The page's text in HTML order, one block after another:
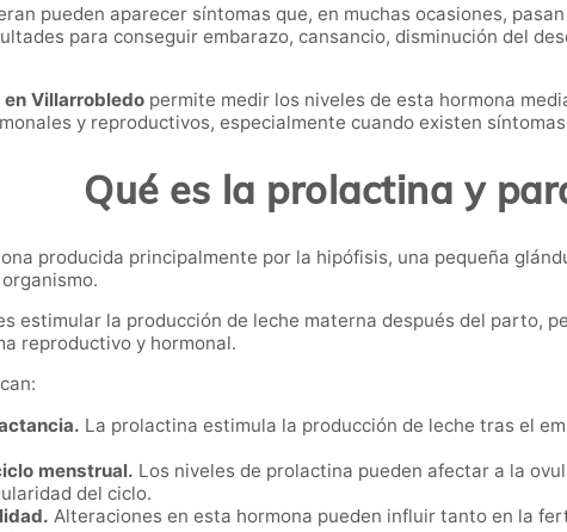
pueden aparecer síntomas que, en muchas ocasiones,
para conseguir embarazo, cansancio, disminución del
Villarrobledo permite medir los niveles de esta hormona
y reproductivos, especialmente cuando existen
Qué es la prolactina y
producida principalmente por la hipófisis, una pequeña
estimular la producción de leche materna después del parto,
reproductivo y hormonal.
La prolactina estimula la producción de leche tras el
menstrual. Los niveles de prolactina pueden afectar a la
del ciclo.
Alteraciones en esta hormona pueden influir tanto en la